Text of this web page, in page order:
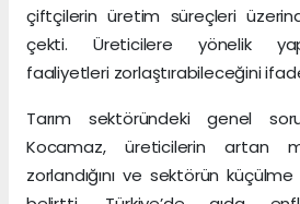
çiftçilerin üretim süreçleri
çekti. Üreticilere yönelik
faaliyetleri zorlaştırabileceğini
Tarım sektöründeki genel
Kocamaz, üreticilerin artan
zorlandığını ve sektörün